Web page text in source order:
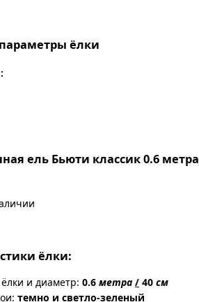
ёлки
ель Бьюти классик 0.6 метра
ёлки:
и диаметр: 0.6 метра / 40 см
темно и светло-зеленый